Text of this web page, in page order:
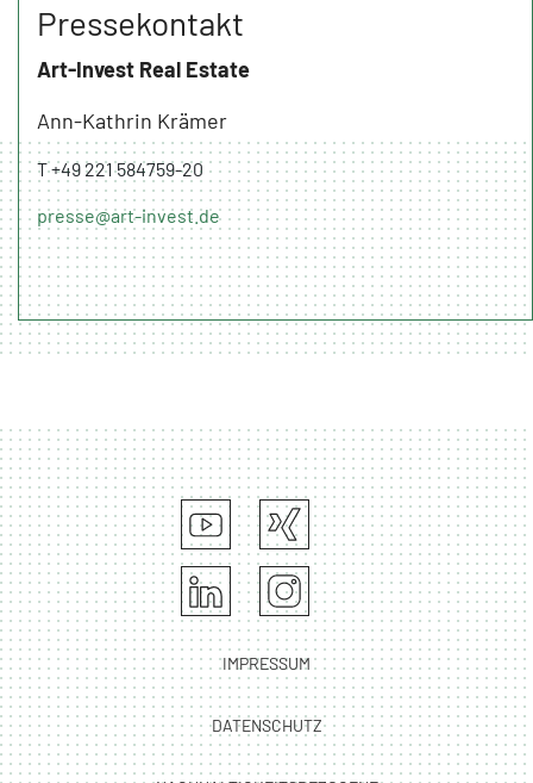
Pressekontakt
Art-Invest Real Estate
Ann-Kathrin Krämer
T +49 221 584759-20
presse@art-invest.de
IMPRESSUM
DATENSCHUTZ